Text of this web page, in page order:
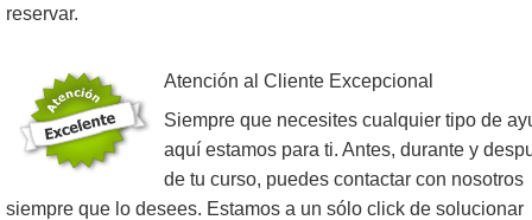
reservar.
Atención al Cliente Excepcional
Siempre que necesites cualquier tipo de
aquí estamos para ti. Antes, durante y
de tu curso, puedes contactar con nosotros
siempre que lo desees. Estamos a un sólo click de solucionar